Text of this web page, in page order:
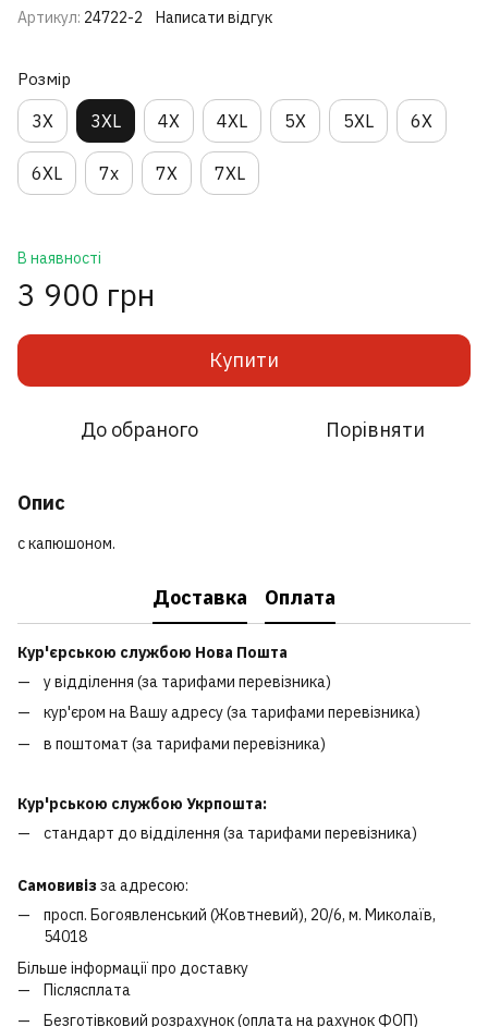
Артикул: 24722-2 Написати відгук
Розмір
3X 3XL 4X 4XL 5X 5XL 6X
6XL 7х 7X 7XL
В наявності
3 900 грн
Купити
До обраного Порівняти
Опис
с капюшоном.
Доставка Оплата
Кур'єрською службою Нова Пошта
у відділення (за тарифами перевізника)
кур'єром на Вашу адресу (за тарифами перевізника)
в поштомат (за тарифами перевізника)
Кур'рською службою Укрпошта:
стандарт до відділення (за тарифами перевізника)
Самовивізза адресою:
просп. Богоявленський (Жовтневий), 20/6, м. Миколаїв,
54018
Більше інформації про доставку
Післясплата
Безготівковий розрахунок (оплата на рахунок ФОП)